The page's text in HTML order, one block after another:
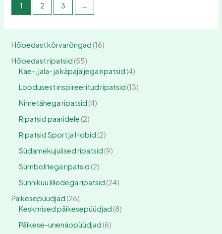
Hõbedast kõrvarõngad 16
Hõbedast ripatsid 55
Käe-, jala- ja käpajäljega ripatsid 4
Loodusest inspireeritud ripatsid 13
Nimetähega ripatsid 4
Ripatsid paaridele 2
Ripatsid Sport ja Hobid 2
Südamekujulised ripatsid 9
Sümbolitega ripatsid 2
Sünnikuu lilledega ripatsid 24
Päikesepüüdjad 26
Keskmised päikesepüüdjad 8
Päikese-unenäopüüdjad 6
1 2 3 →